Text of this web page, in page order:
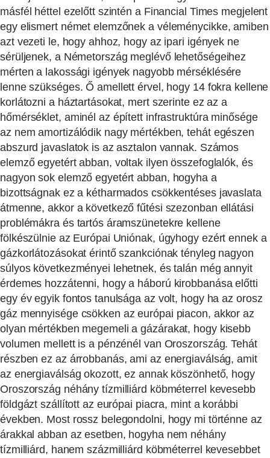
másfél héttel ezelőtt szintén a Financial Times megjelent
egy elismert német elemzőnek a véleménycikke, amiben
azt vezeti le, hogy ahhoz, hogy az ipari igények ne
sérüljenek, a Németország meglévő lehetőségeihez
mérten a lakossági igények nagyobb mérséklésére
lenne szükséges. Ő amellett érvel, hogy 14 fokra kellene
korlátozni a háztartásokat, mert szerinte ez az a
hőmérséklet, aminél az épített infrastruktúra minősége
az nem amortizálódik nagy mértékben, tehát egészen
abszurd javaslatok is az asztalon vannak. Számos
elemző egyetért abban, voltak ilyen összefoglalók, és
nagyon sok elemző egyetért abban, hogyha a
bizottságnak ez a kétharmados csökkentéses javaslata
átmenne, akkor a következő fűtési szezonban ellátási
problémákra és tartós áramszünetekre kellene
fölkészülnie az Európai Uniónak, úgyhogy ezért ennek a
gázkorlátozásokat érintő szankciónak tényleg nagyon
súlyos következményei lehetnek, és talán még annyit
érdemes hozzátenni, hogy a háború kirobbanása előtti
egy év egyik fontos tanulsága az volt, hogy ha az orosz
gáz mennyisége csökken az európai piacon, akkor az
olyan mértékben megemeli a gázárakat, hogy kisebb
volumen mellett is a pénzénél van Oroszország. Tehát
részben ez az árrobbanás, ami az energiaválság, amit
az energiaválság okozott, ez annak köszönhető, hogy
Oroszország néhány tízmilliárd köbméterrel kevesebb
földgázt szállított az európai piacra, mint a korábbi
években. Most rossz belegondolni, hogy mi történne az
árakkal abban az esetben, hogyha nem néhány
tízmilliárd, hanem százmilliárd köbméterrel kevesebbet